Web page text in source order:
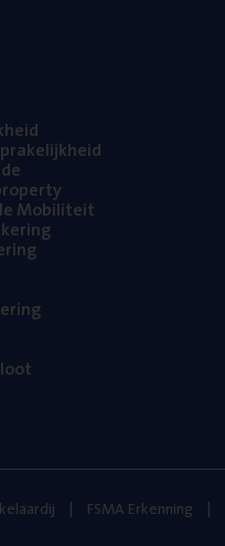
Mobiliteit
FSMA Erkenning